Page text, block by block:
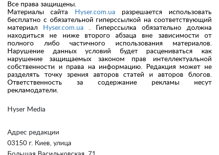
Hyser Media
Адрес редакции
03150 г. Киев, улица
Все права защищены.
Материалы сайта
Hyser.com.ua разрешается использовать
бесплатно с обязательной гиперссылкой на соответствующий
материал
Hyser.com.ua . Гиперссылка обязательно должна
находиться не ниже второго абзаца вне зависимости от
полного либо частичного использования материалов.
Нарушение данных условий будет расцениваться как
нарушение защищаемых законом прав интеллектуальной
собственности и права на информацию. Редакция может не
разделять точку зрения авторов статей и авторов блогов.
Ответственность за содержание рекламы несут
рекламодатели.